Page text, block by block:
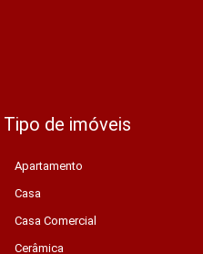
Tipo de imóveis
Apartamento
Casa
Casa Comercial
Cerâmica